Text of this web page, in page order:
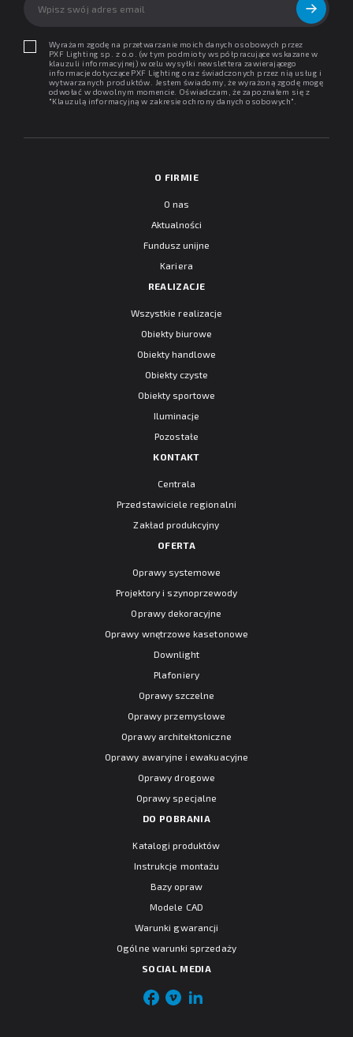
Wyrażam zgodę na przetwarzanie moich danych osobowych przez
PXF Lighting sp. z o.o. (w tym podmioty współpracujące wskazane w
klauzuli informacyjnej) w celu wysyłki newslettera zawierającego
informacje dotyczące PXF Lighting oraz świadczonych przez nią usług i
wytwarzanych produktów. Jestem świadomy, że wyrażoną zgodę mogę
odwołać w dowolnym momencie. Oświadczam, że zapoznałem się z
"Klauzulą informacyjną w zakresie ochrony danych osobowych".
O FIRMIE
O nas
Aktualności
Fundusz unijne
Kariera
REALIZACJE
Wszystkie realizacje
Obiekty biurowe
Obiekty handlowe
Obiekty czyste
Obiekty sportowe
Iluminacje
Pozostałe
KONTAKT
Centrala
Przedstawiciele regionalni
Zakład produkcyjny
OFERTA
Oprawy systemowe
Projektory i szynoprzewody
Oprawy dekoracyjne
Oprawy wnętrzowe kasetonowe
Downlight
Plafoniery
Oprawy szczelne
Oprawy przemysłowe
Oprawy architektoniczne
Oprawy awaryjne i ewakuacyjne
Oprawy drogowe
Oprawy specjalne
DO POBRANIA
Katalogi produktów
Instrukcje montażu
Bazy opraw
Modele CAD
Warunki gwarancji
Ogólne warunki sprzedaży
SOCIAL MEDIA